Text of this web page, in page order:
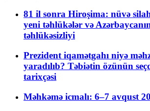
81 il sonra Hiroşima: nüvə
yeni təhlükələr və
təhlükəsizliyi
Prezident iqamətgahı niyə
yaradılıb? Təbiətin özünün
tarixçəsi
Məhkəmə icmalı: 6–7 avqust